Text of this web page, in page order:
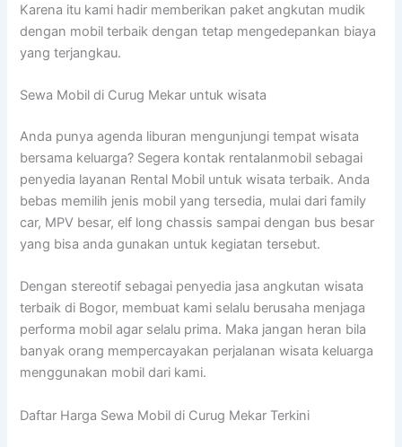
Karena itu kami hadir memberikan paket angkutan mudik
dengan mobil terbaik dengan tetap mengedepankan biaya
yang terjangkau.
Sewa Mobil di Curug Mekar untuk wisata
Anda punya agenda liburan mengunjungi tempat wisata
bersama keluarga? Segera kontak rentalanmobil sebagai
penyedia layanan Rental Mobil untuk wisata terbaik. Anda
bebas memilih jenis mobil yang tersedia, mulai dari family
car, MPV besar, elf long chassis sampai dengan bus besar
yang bisa anda gunakan untuk kegiatan tersebut.
Dengan stereotif sebagai penyedia jasa angkutan wisata
terbaik di Bogor, membuat kami selalu berusaha menjaga
performa mobil agar selalu prima. Maka jangan heran bila
banyak orang mempercayakan perjalanan wisata keluarga
menggunakan mobil dari kami.
Daftar Harga Sewa Mobil di Curug Mekar Terkini